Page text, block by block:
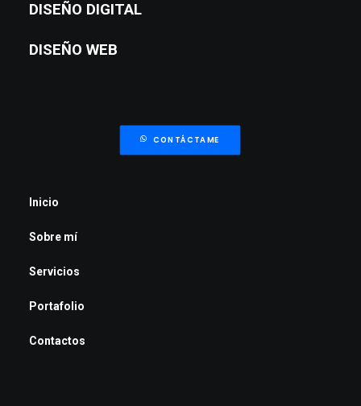
DISEÑO DIGITAL
DISEÑO WEB
CONTÁCTAME
Inicio
Sobre mí
Servicios
Portafolio
Contactos